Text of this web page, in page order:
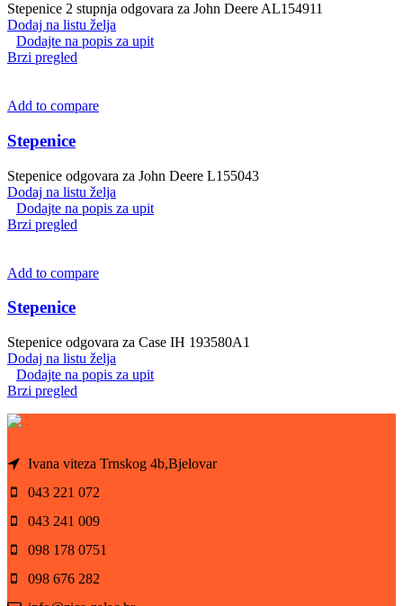
Stepenice 2 stupnja odgovara za John Deere AL154911
Dodaj na listu želja
Dodajte na popis za upit
Brzi pregled
Add to compare
Stepenice
Stepenice odgovara za John Deere L155043
Dodaj na listu želja
Dodajte na popis za upit
Brzi pregled
Add to compare
Stepenice
Stepenice odgovara za Case IH 193580A1
Dodaj na listu želja
Dodajte na popis za upit
Brzi pregled
Ivana viteza Trnskog 4b,Bjelovar
043 221 072
043 241 009
098 178 0751
098 676 282